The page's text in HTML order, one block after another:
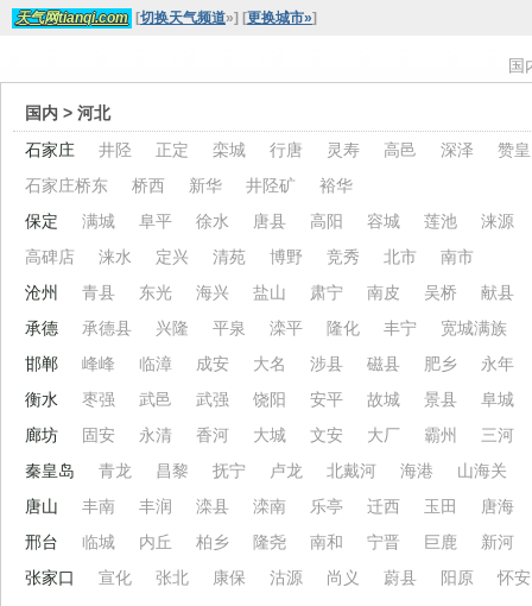
天气网tianqi.com [切换天气频道»] [更换城市»]
国
国内 > 河北
石家庄
井陉 正定 栾城 行唐 灵寿 高邑 深泽
赞皇
石家庄桥东
桥西 新华 井陉矿
裕华
保定
满城 阜平 徐水 唐县 高阳 容城 莲池
涞源
高碑店
涞水 定兴 清苑 博野 竞秀 北市
南市
沧州
青县 东光 海兴 盐山 肃宁 南皮 吴桥
献县
承德
承德县 兴隆 平泉 滦平 隆化 丰宁 宽城满族
邯郸
峰峰 临漳 成安 大名 涉县 磁县 肥乡
永年
衡水
枣强 武邑 武强 饶阳 安平 故城 景县
阜城
廊坊
固安 永清 香河 大城 文安 大厂 霸州
三河
秦皇岛
青龙 昌黎 抚宁 卢龙 北戴河 海港
山海关
唐山
丰南 丰润 滦县 滦南 乐亭 迁西 玉田
唐海
邢台
临城 内丘 柏乡 隆尧 南和 宁晋 巨鹿
新河
张家口
宣化 张北 康保 沽源 尚义 蔚县 阳原 怀安